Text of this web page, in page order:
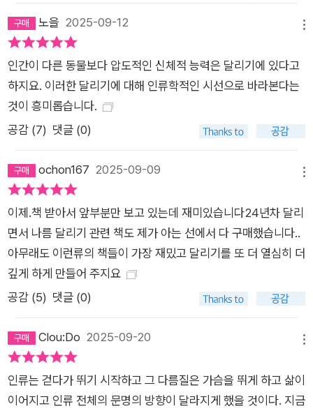
노을 2025-09-12
인간이 다른 동물보다 압도적인 신체적 능력은 달리기에 있다고
하지요. 이러한 달리기에 대해 인류학적인 시선으로 바라본다는
것이 흥미롭습니다.
공감 (7) 댓글 (0)
ochon167 2025-09-09
이제.책 받아서 앞부분만 보고 있는데 재미있습니다24년차 달리
면서 나름 달리기 관련 책도 제가 아는 선에서 다 구매했습니다..
아무래도 이런류의 책들이 가장 재밌고 달리기를 또 더 열심히 더
깊게 하게 만들어 주지요
공감 (5) 댓글 (0)
Clou:Do 2025-09-20
인류는 걷다가 뛰기 시작하고 그 다름질은 가슴을 뛰게 하고 삶이
이어지고 인류 전체의 문명의 방향이 달라지게 했을 것이다. 지금